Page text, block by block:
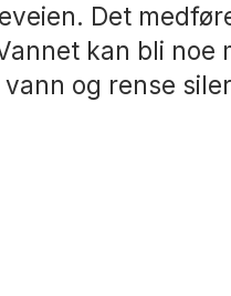
Det
kan bli
og rense